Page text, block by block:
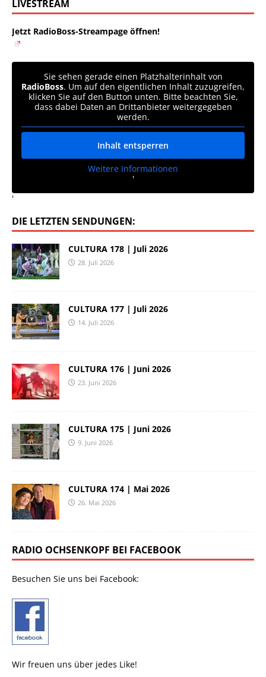
LIVESTREAM
Jetzt RadioBoss-Streampage öffnen!
Sie sehen gerade einen Platzhalterinhalt von
RadioBoss. Um auf den eigentlichen Inhalt zuzugreifen,
klicken Sie auf den Button unten. Bitte beachten Sie,
dass dabei Daten an Drittanbieter weitergegeben
werden.
Inhalt entsperren
Weitere Informationen
'
'
DIE LETZTEN SENDUNGEN:
CULTURA 178 | Juli 2026
28. Juli 2026
CULTURA 177 | Juli 2026
14. Juli 2026
CULTURA 176 | Juni 2026
23. Juni 2026
CULTURA 175 | Juni 2026
9. Juni 2026
CULTURA 174 | Mai 2026
26. Mai 2026
RADIO OCHSENKOPF BEI FACEBOOK
Besuchen Sie uns bei Facebook:
Wir freuen uns über jedes Like!